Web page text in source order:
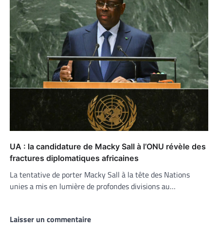
UA : la candidature de Macky Sall à l’ONU révèle des
fractures diplomatiques africaines
La tentative de porter Macky Sall à la tête des Nations
unies a mis en lumière de profondes divisions au…
Laisser un commentaire